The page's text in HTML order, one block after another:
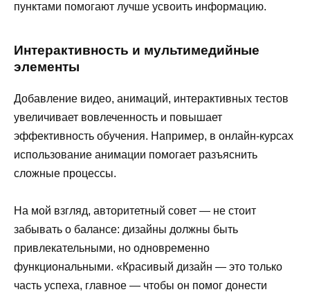
пунктами помогают лучше усвоить информацию.
Интерактивность и мультимедийные
элементы
Добавление видео, анимаций, интерактивных тестов
увеличивает вовлеченность и повышает
эффективность обучения. Например, в онлайн-курсах
использование анимации помогает разъяснить
сложные процессы.
На мой взгляд, авторитетный совет — не стоит
забывать о балансе: дизайны должны быть
привлекательными, но одновременно
функциональными. «Красивый дизайн — это только
часть успеха, главное — чтобы он помог донести